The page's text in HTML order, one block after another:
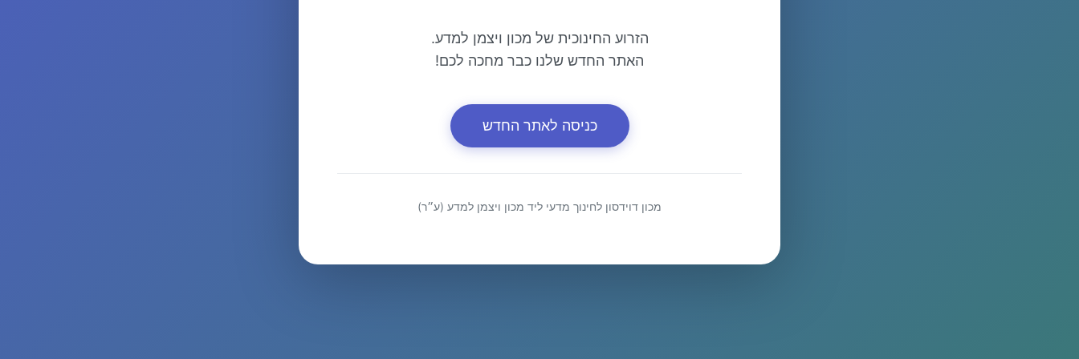
הזרוע החינוכית של מכון ויצמן למדע.
האתר החדש שלנו כבר מחכה לכם!
כניסה לאתר החדש
מכון דוידסון לחינוך מדעי ליד מכון ויצמן למדע (ע״ר)